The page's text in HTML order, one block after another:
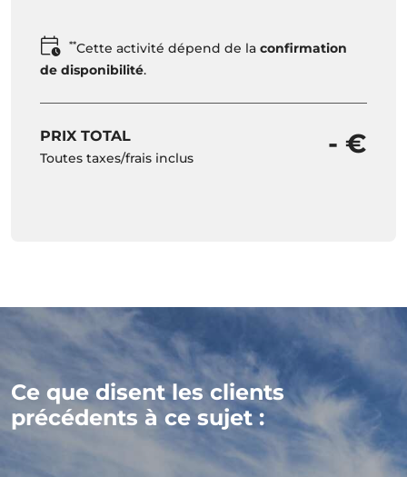
**Cette activité dépend de la confirmation
de disponibilité.
PRIX TOTAL
Toutes taxes/frais inclus - €
Ce que disent les clients
précédents à ce sujet :